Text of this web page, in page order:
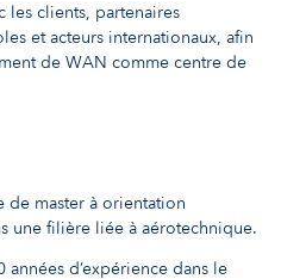
les clients, partenaires
et acteurs internationaux, afin
de WAN comme centre de
de master à orientation
une filière liée à aérotechnique.
années d’expérience dans le